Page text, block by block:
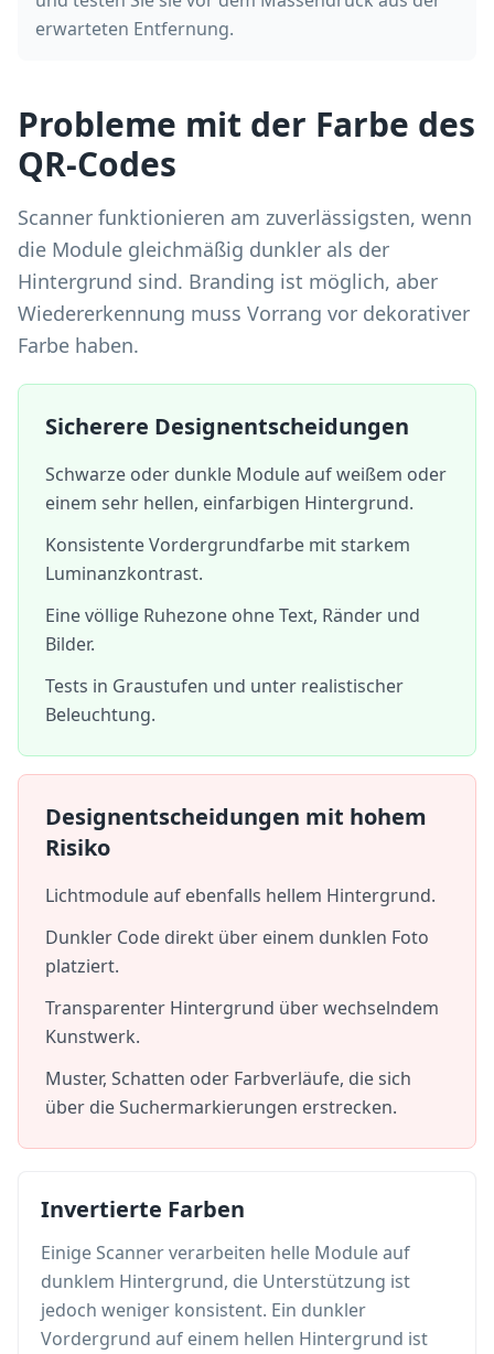
erwarteten Entfernung.
Probleme mit der Farbe des
QR-Codes
Scanner funktionieren am zuverlässigsten, wenn
die Module gleichmäßig dunkler als der
Hintergrund sind. Branding ist möglich, aber
Wiedererkennung muss Vorrang vor dekorativer
Farbe haben.
Sicherere Designentscheidungen
Schwarze oder dunkle Module auf weißem oder
einem sehr hellen, einfarbigen Hintergrund.
Konsistente Vordergrundfarbe mit starkem
Luminanzkontrast.
Eine völlige Ruhezone ohne Text, Ränder und
Bilder.
Tests in Graustufen und unter realistischer
Beleuchtung.
Designentscheidungen mit hohem
Risiko
Lichtmodule auf ebenfalls hellem Hintergrund.
Dunkler Code direkt über einem dunklen Foto
platziert.
Transparenter Hintergrund über wechselndem
Kunstwerk.
Muster, Schatten oder Farbverläufe, die sich
über die Suchermarkierungen erstrecken.
Invertierte Farben
Einige Scanner verarbeiten helle Module auf
dunklem Hintergrund, die Unterstützung ist
jedoch weniger konsistent. Ein dunkler
Vordergrund auf einem hellen Hintergrund ist